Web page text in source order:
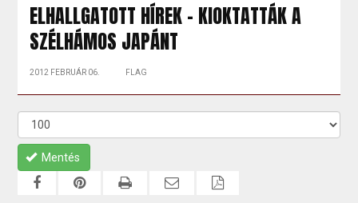
ELHALLGATOTT HÍREK - KIOKTATTÁK A
SZÉLHÁMOS JAPÁNT
2012 FEBRUÁR 06. FLAG
Mentés